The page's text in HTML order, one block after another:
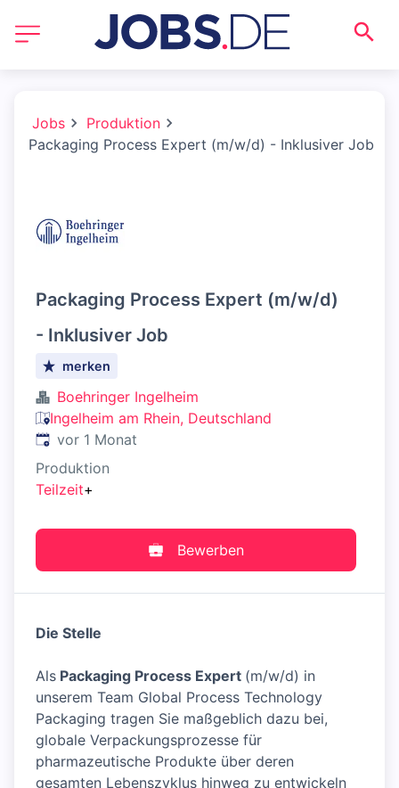
Jobs
Produktion
Packaging Process Expert (m/w/d) - Inklusiver Job
Packaging Process Expert (m/w/d)
- Inklusiver Job
merken
Boehringer Ingelheim
Ingelheim am Rhein, Deutschland
Veröffentlicht:
vor 1 Monat
Produktion
Teilzeit+
Bewerben
Die Stelle
Als Packaging Process Expert (m/w/d) in
unserem Team Global Process Technology
Packaging tragen Sie maßgeblich dazu bei,
globale Verpackungsprozesse für
pharmazeutische Produkte über deren
gesamten Lebenszyklus hinweg zu entwickeln